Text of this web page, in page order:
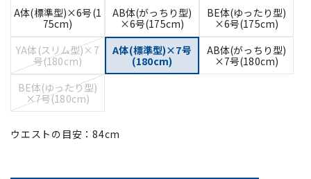
A体(標準型)×6号(1
75cm)
AB体(がっちり型)
×6号(175cm)
BE体(ゆったり型)
×6号(175cm)
YA体(スリム型)×7
号(180cm)
A体(標準型)×7号
(180cm)
AB体(がっちり型)
×7号(180cm)
BE体(ゆったり型)
×7号(180cm)
ウエストの目安：84cm